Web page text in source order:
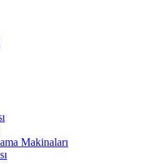
Makinaları